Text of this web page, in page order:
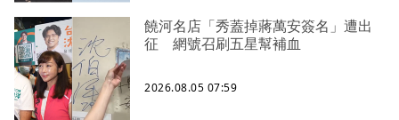
饒河名店「秀蓋掉蔣萬安簽名」遭出
征 網號召刷五星幫補血
2026.08.05 07:59